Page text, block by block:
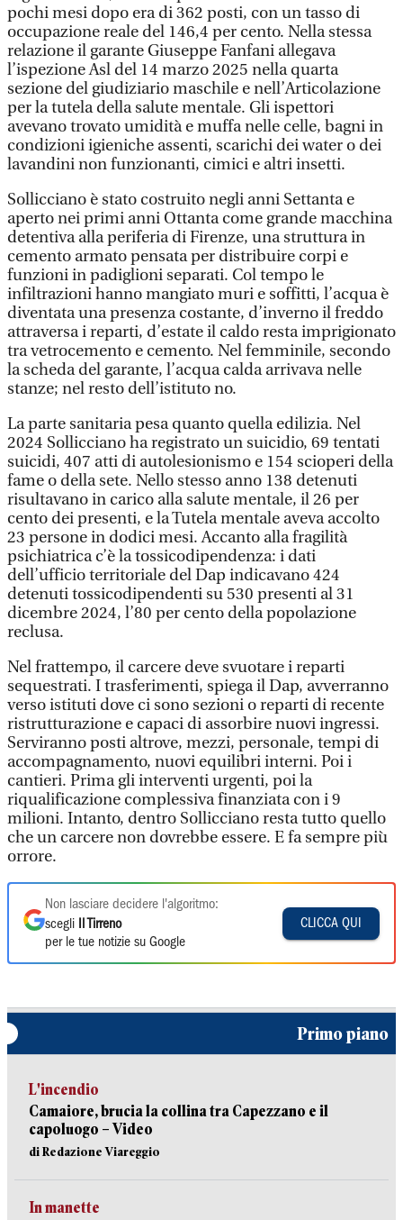
pochi mesi dopo era di 362 posti, con un tasso di
occupazione reale del 146,4 per cento. Nella stessa
relazione il garante Giuseppe Fanfani allegava
l’ispezione Asl del 14 marzo 2025 nella quarta
sezione del giudiziario maschile e nell’Articolazione
per la tutela della salute mentale. Gli ispettori
avevano trovato umidità e muffa nelle celle, bagni in
condizioni igieniche assenti, scarichi dei water o dei
lavandini non funzionanti, cimici e altri insetti.
Sollicciano è stato costruito negli anni Settanta e
aperto nei primi anni Ottanta come grande macchina
detentiva alla periferia di Firenze, una struttura in
cemento armato pensata per distribuire corpi e
funzioni in padiglioni separati. Col tempo le
infiltrazioni hanno mangiato muri e soffitti, l’acqua è
diventata una presenza costante, d’inverno il freddo
attraversa i reparti, d’estate il caldo resta imprigionato
tra vetrocemento e cemento. Nel femminile, secondo
la scheda del garante, l’acqua calda arrivava nelle
stanze; nel resto dell’istituto no.
La parte sanitaria pesa quanto quella edilizia. Nel
2024 Sollicciano ha registrato un suicidio, 69 tentati
suicidi, 407 atti di autolesionismo e 154 scioperi della
fame o della sete. Nello stesso anno 138 detenuti
risultavano in carico alla salute mentale, il 26 per
cento dei presenti, e la Tutela mentale aveva accolto
23 persone in dodici mesi. Accanto alla fragilità
psichiatrica c’è la tossicodipendenza: i dati
dell’ufficio territoriale del Dap indicavano 424
detenuti tossicodipendenti su 530 presenti al 31
dicembre 2024, l’80 per cento della popolazione
reclusa.
Nel frattempo, il carcere deve svuotare i reparti
sequestrati. I trasferimenti, spiega il Dap, avverranno
verso istituti dove ci sono sezioni o reparti di recente
ristrutturazione e capaci di assorbire nuovi ingressi.
Serviranno posti altrove, mezzi, personale, tempi di
accompagnamento, nuovi equilibri interni. Poi i
cantieri. Prima gli interventi urgenti, poi la
riqualificazione complessiva finanziata con i 9
milioni. Intanto, dentro Sollicciano resta tutto quello
che un carcere non dovrebbe essere. E fa sempre più
orrore.
Non lasciare decidere l'algoritmo:
scegli
Il Tirreno
per le tue notizie su Google
CLICCA QUI
Primo piano
L'incendio
Camaiore, brucia la collina tra Capezzano e il
capoluogo – Video
di Redazione Viareggio
In manette